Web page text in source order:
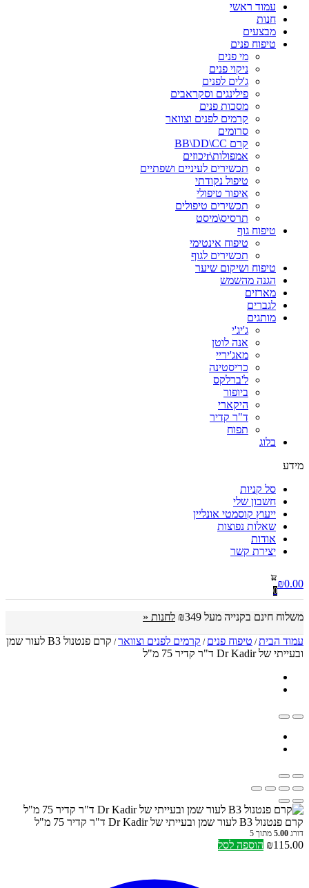
עמוד ראשי
חנות
מבצעים
טיפוח פנים
מי פנים
ניקוי פנים
ג'לים לפנים
פילינגים וסקראבים
מסכות פנים
קרמים לפנים וצוואר
סרומים
קרם BB\DD\CC
אמפולות\rיכוזים
תכשירים לעיניים ושפתיים
טיפול נקודתי
איפור טיפולי
תכשירים טיפולים
תרסיס\מיסט
טיפוח גוף
טיפוח אינטימי
תכשירים לגוף
טיפוח ושיקום שיער
הגנה מהשמש
מארזים
לגברים
מותגים
ג'יג'י
אנה לוטן
מאג'יריי
כריסטינה
ל'ברלקס
ביופור
היקארי
ד"ר קדיר
תפוח
בלוג
מידע
סל קניות
חשבון שלי
ייעוץ קוסמטי אונליין
שאלות נפוצות
אודות
יצירת קשר
₪0.00
0
משלוח חינם בקנייה מעל ₪349 לחנות «
עמוד הבית/ טיפוח פנים / קרמים לפנים וצוואר/
קרם פנטנול B3 לעור שמן
ובעייתי של Dr Kadir ד"ר קדיר 75 מ"ל
קרם פנטנול B3 לעור שמן ובעייתי של Dr Kadir ד"ר קדיר 75 מ"ל
דורג 5.00 מתוך 5
₪115.00 הוספה לסל